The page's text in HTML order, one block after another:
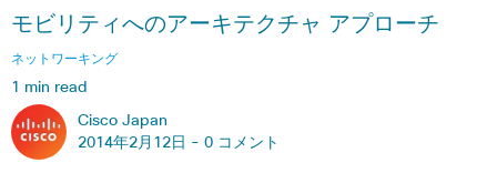
モビリティへのアーキテクチャ アプローチ
ネットワーキング
1 min read
Cisco Japan
2014年2月12日 - 0 コメント